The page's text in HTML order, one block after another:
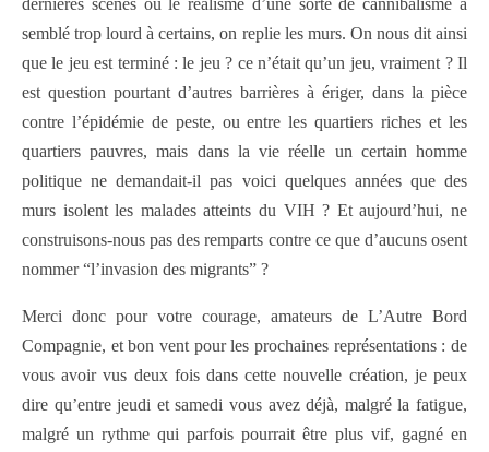
semblé trop lourd à certains, on replie les murs. On nous dit ainsi
que le jeu est terminé : le jeu ? ce n’était qu’un jeu, vraiment ? Il
est question pourtant d’autres barrières à ériger, dans la pièce
contre l’épidémie de peste, ou entre les quartiers riches et les
quartiers pauvres, mais dans la vie réelle un certain homme
politique ne demandait-il pas voici quelques années que des
murs isolent les malades atteints du VIH ? Et aujourd’hui, ne
construisons-nous pas des remparts contre ce que d’aucuns osent
nommer “l’invasion des migrants” ?
Merci donc pour votre courage, amateurs de L’Autre Bord
Compagnie, et bon vent pour les prochaines représentations : de
vous avoir vus deux fois dans cette nouvelle création, je peux
dire qu’entre jeudi et samedi vous avez déjà, malgré la fatigue,
malgré un rythme qui parfois pourrait être plus vif, gagné en